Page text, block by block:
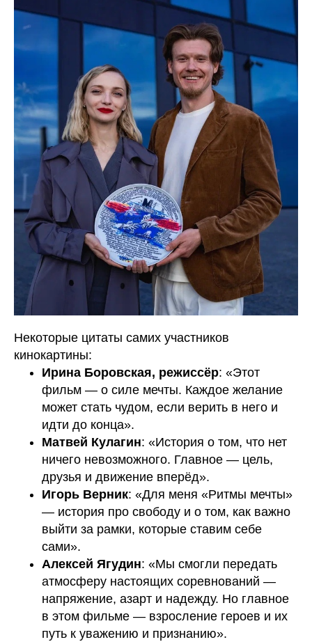
Некоторые цитаты самих участников
кинокартины:
Ирина Боровская, режиссёр: «Этот
фильм — о силе мечты. Каждое желание
может стать чудом, если верить в него и
идти до конца».
Матвей Кулагин: «История о том, что нет
ничего невозможного. Главное — цель,
друзья и движение вперёд».
Игорь Верник: «Для меня «Ритмы мечты»
— история про свободу и о том, как важно
выйти за рамки, которые ставим себе
сами».
Алексей Ягудин: «Мы смогли передать
атмосферу настоящих соревнований —
напряжение, азарт и надежду. Но главное
в этом фильме — взросление героев и их
путь к уважению и признанию».